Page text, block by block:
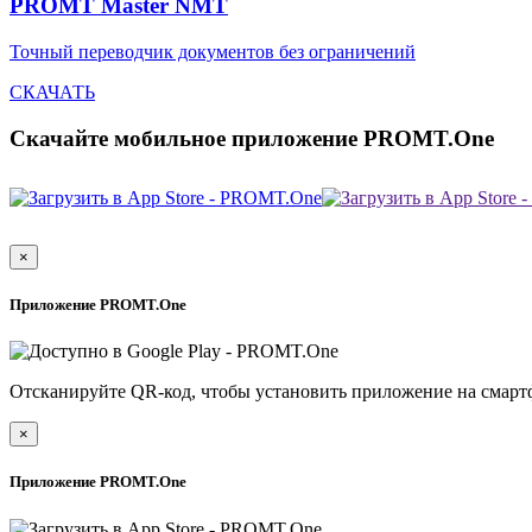
PROMT Master NMT
Точный переводчик документов без ограничений
СКАЧАТЬ
Скачайте мобильное приложение PROMT.One
×
Приложение PROMT.One
Отсканируйте QR-код, чтобы установить приложение на
×
Приложение PROMT.One